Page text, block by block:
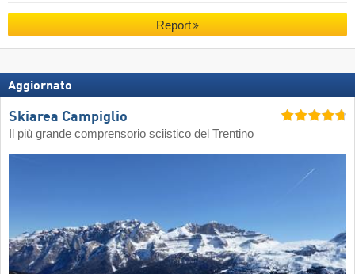
Report
Aggiornato
Skiarea Campiglio
Il più grande comprensorio sciistico del Trentino